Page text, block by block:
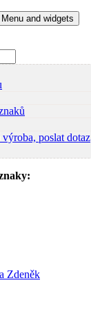
Menu and widgets
poslat dotaz
Zdeněk